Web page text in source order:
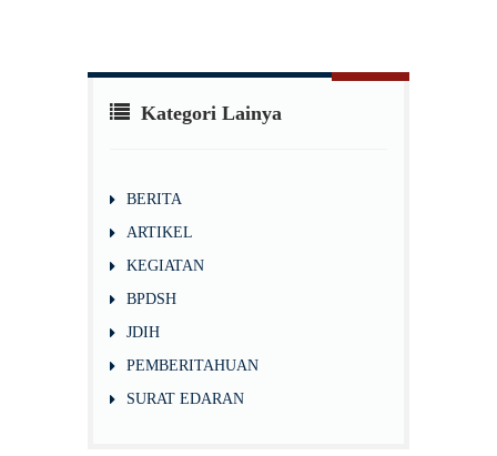
Kategori Lainya
BERITA
ARTIKEL
KEGIATAN
BPDSH
JDIH
PEMBERITAHUAN
SURAT EDARAN